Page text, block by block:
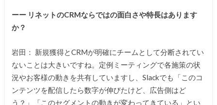
ーー リネットのCRMならではの面白さや特長はあります
か？
岩田： 新規獲得とCRMが明確にチームとして分断されてい
ないことは大きいですね。定例ミーティングで各施策の状
況やお客様の動きを共有していますし、Slackでも「このコ
ンテンツを配信したら数字が伸びたけど、広告側はど
う？」「このセグメントの動きが変わってきている」とい